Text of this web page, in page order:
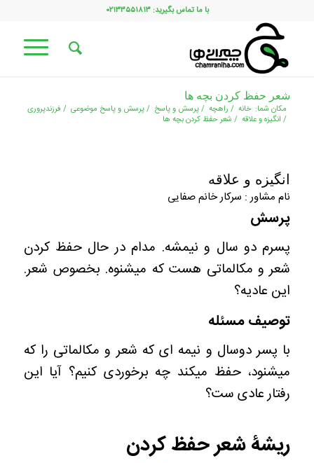
با ما تماس بگیرید: ۰۲۱۳۳۵۵۱۸۱۳
شعر حفظ کردن بچه ها
مکان شما: خانه / راهچه /پرسش و پاسخ /پرسش و پاسخ موضوعی / فرزندپروری
/ انگیزه و علاقه / شعر حفظ کردن بچه ها
انگیزه و علاقه
نام مشاور : سرکار خانم صفایی
پرسش
پسرم دو سال و نیمشه. مدام در حال حفظ کردن
شعر و مکالماتی هست که میشنوه. بخصوص شعر.
این عادیه؟
توصیف مسئله
با پسر دوسال و نیمه ای که شعر و مکالماتی را که
میشنود، حفظ میکند چه برخوردی کنیم؟ آیا این
رفتار عادی ست؟
ریشۀ شعر حفظ کردن